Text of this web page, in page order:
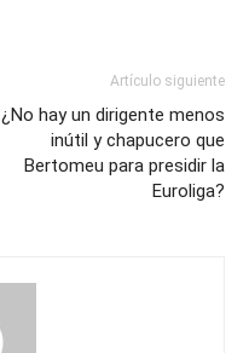
Artículo siguiente
¿No hay un dirigente menos
inútil y chapucero que
Bertomeu para presidir la
Euroliga?